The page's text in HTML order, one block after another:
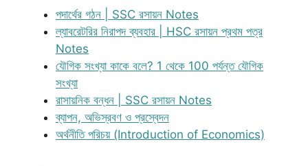
পদার্থের গঠন | SSC রসায়ন Notes
ল্যাবরেটরির নিরাপদ ব্যবহার | HSC রসায়ন প্রথম পত্র
Notes
যৌগিক সংখ্যা কাকে বলে? 1 থেকে 100 পর্যন্ত যৌগিক
সংখ্যা
রাসায়নিক বন্ধন | SSC রসায়ন Notes
ব্যাপন, অভিস্রবণ ও প্রস্বেদন
অর্থনীতি পরিচয় (Introduction of Economics)